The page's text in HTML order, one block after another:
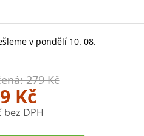
v pondělí 10. 08.
279 Kč
Kč
bez DPH